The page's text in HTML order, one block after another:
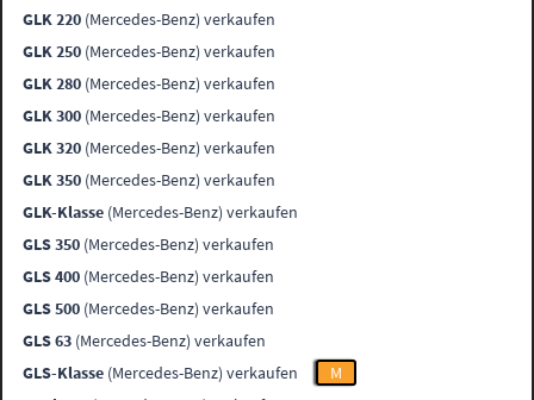
GLK 220 (Mercedes-Benz) verkaufen
GLK 250 (Mercedes-Benz) verkaufen
GLK 280 (Mercedes-Benz) verkaufen
GLK 300 (Mercedes-Benz) verkaufen
GLK 320 (Mercedes-Benz) verkaufen
GLK 350 (Mercedes-Benz) verkaufen
GLK-Klasse (Mercedes-Benz) verkaufen
GLS 350 (Mercedes-Benz) verkaufen
GLS 400 (Mercedes-Benz) verkaufen
GLS 500 (Mercedes-Benz) verkaufen
GLS 63 (Mercedes-Benz) verkaufen
GLS-Klasse (Mercedes-Benz) verkaufen
M